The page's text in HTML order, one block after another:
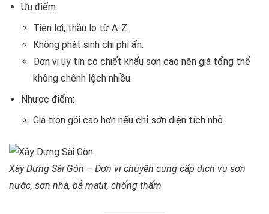
Ưu điểm:
Tiện lợi, thầu lo từ A-Z.
Không phát sinh chi phí ẩn.
Đơn vị uy tín có chiết khấu sơn cao nên giá tổng thể
không chênh lệch nhiều.
Nhược điểm:
Giá trọn gói cao hơn nếu chỉ sơn diện tích nhỏ.
Xây Dựng Sài Gòn – Đơn vị chuyên cung cấp dịch vụ sơn
nước, sơn nhà, bả matit, chống thấm